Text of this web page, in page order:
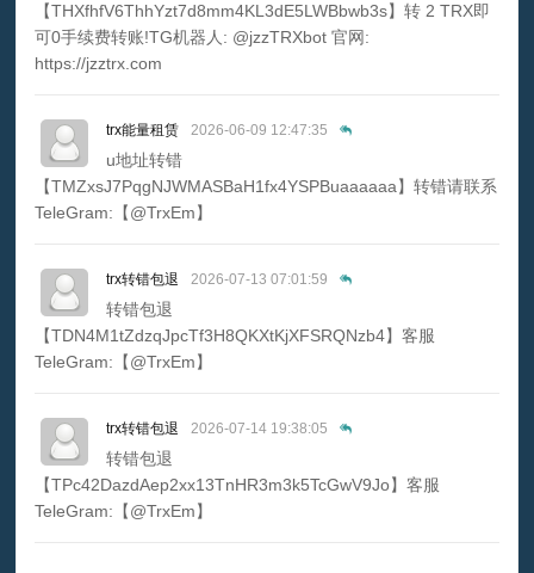
【THXfhfV6ThhYzt7d8mm4KL3dE5LWBbwb3s】转 2 TRX即
可0手续费转账!TG机器人: @jzzTRXbot 官网:
https://jzztrx.com
trx能量租赁 2026-06-09 12:47:35
u地址转错
【TMZxsJ7PqgNJWMASBaH1fx4YSPBuaaaaaa】转错请联系
TeleGram:【@TrxEm】
trx转错包退 2026-07-13 07:01:59
转错包退
【TDN4M1tZdzqJpcTf3H8QKXtKjXFSRQNzb4】客服
TeleGram:【@TrxEm】
trx转错包退 2026-07-14 19:38:05
转错包退
【TPc42DazdAep2xx13TnHR3m3k5TcGwV9Jo】客服
TeleGram:【@TrxEm】